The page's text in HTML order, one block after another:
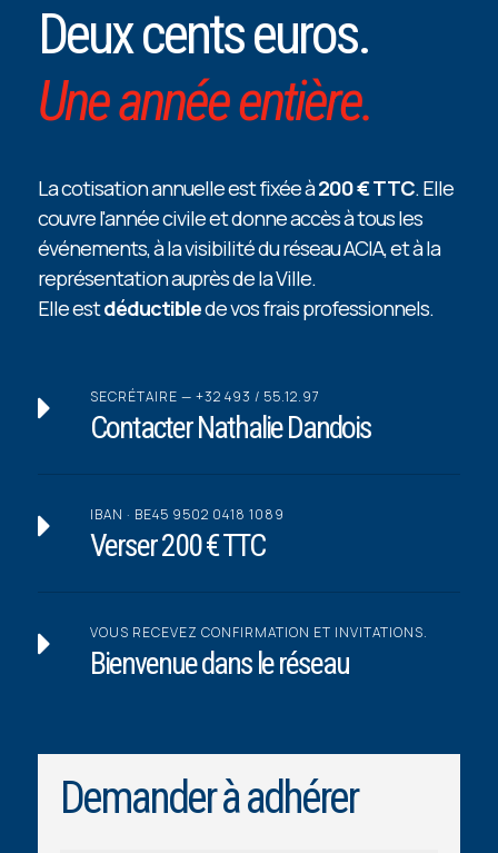
Deux cents euros.
Une année entière.
La cotisation annuelle est fixée à200 € TTC. Elle
couvre l'année civile et donne accès à tous les
événements, à la visibilité du réseau ACIA, et à la
représentation auprès de la Ville.
Elle estdéductiblede vos frais professionnels.
 SECRÉTAIRE — +32 493 / 55.12.97
Contacter Nathalie Dandois
 IBAN · BE45 9502 0418 1089
Verser 200 € TTC
 VOUS RECEVEZ CONFIRMATION ET INVITATIONS.
Bienvenue dans le réseau
Demander à adhérer